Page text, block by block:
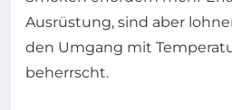
Ausrüstung, sind aber
den Umgang mit
beherrscht.